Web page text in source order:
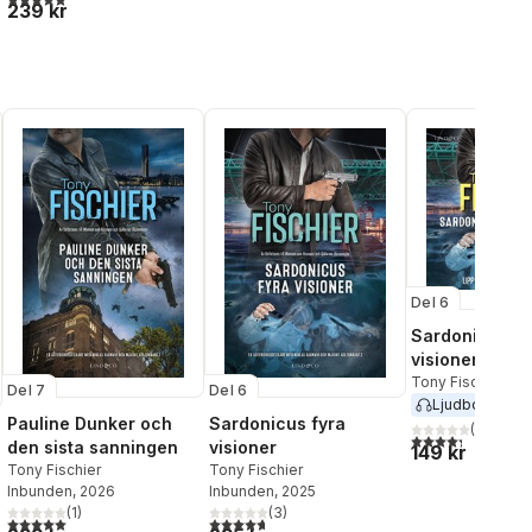
239 kr
röster:
Del 7
Pauline Dunker och
den sista sanningen
Tony Fischier
Inbunden, 2026
5,0utav 5 stjärnor. Totalt antal röster:
(1)
Del 6
Sardonicus fyra
visioner
Tony Fischier
Inbunden, 2025
4,7utav 5 stjärnor. Totalt antal röster:
(3)
Del 6
Sardonicus
visioner
Tony Fischier
Ljudbok
4,3utav 5(
149 kr